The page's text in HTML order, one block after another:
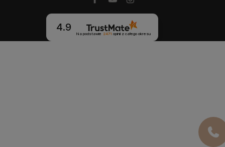
4.9
Na podstawie 2471 opinii z całego okresu